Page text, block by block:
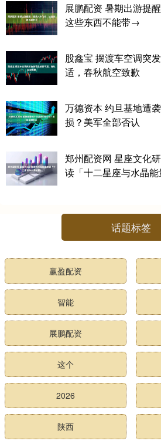
展鹏配资 暑期出游提
这些东西不能带→
股鑫宝 摆渡车空调突
适，春秋航空致歉
万德资本 约旦基地遭
损？美军全部否认
郑州配资网 星座文化
读「十二星座与水晶能
话题标签
赢盈配资
智能
展鹏配资
这个
2026
陕西